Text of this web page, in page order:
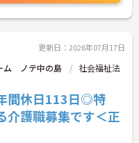
更新日：2026年07月17日
ム ノテ中の島
社会福祉法
間休日113日◎特
介護職募集です＜正